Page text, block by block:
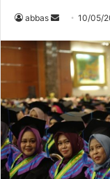
abbas
n
n
e
m
a
i
10/05/